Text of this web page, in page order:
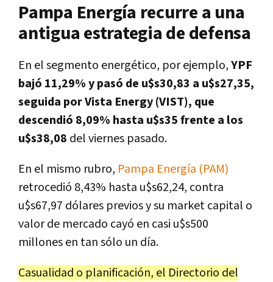
Pampa Energía recurre a una
antigua estrategia de defensa
En el segmento energético, por ejemplo,YPF
bajó 11,29% y pasó de u$s30,83 a u$s27,35,
seguida por Vista Energy (VIST), que
descendió 8,09% hasta u$s35 frente a los
u$s38,08 del viernes pasado.
En el mismo rubro, Pampa Energía (PAM)
retrocedió 8,43% hasta u$s62,24, contra
u$s67,97 dólares previos y su market capital o
valor de mercado cayó en casi u$s500
millones en tan sólo un día.
Casualidad o planificación, el Directorio del